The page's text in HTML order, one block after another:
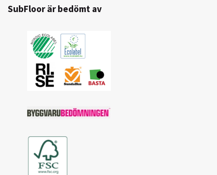
SubFloor är bedömt av